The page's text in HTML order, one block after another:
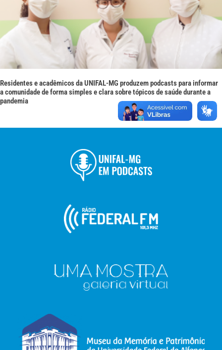
Residentes e acadêmicos da UNIFAL-MG produzem podcasts para informar
a comunidade de forma simples e clara sobre tópicos de saúde durante a
pandemia